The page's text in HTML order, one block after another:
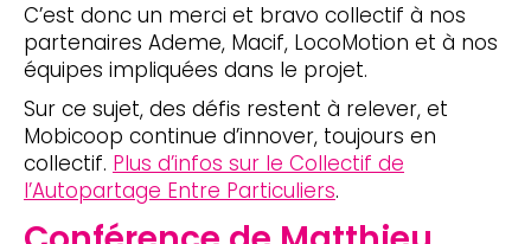
C’est donc un merci et bravo collectif à nos
partenaires Ademe, Macif, LocoMotion et à nos
équipes impliquées dans le projet.
Sur ce sujet, des défis restent à relever, et
Mobicoop continue d’innover, toujours en
collectif. Plus d’infos sur le Collectif de
l’Autopartage Entre Particuliers.